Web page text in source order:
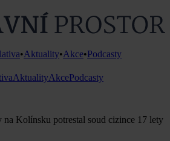
•Aktuality•Akce•Podcasty
AktualityAkcePodcasty
na Kolínsku potrestal soud cizince 17 lety